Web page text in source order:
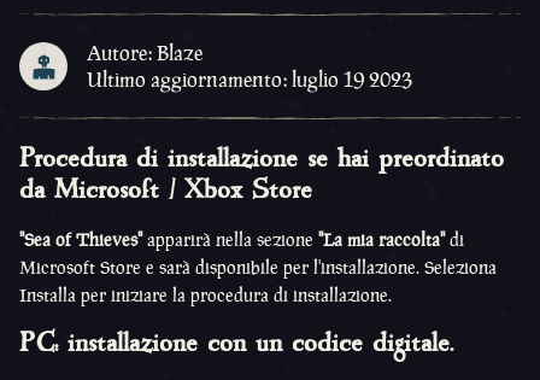
Autore: Blaze
Ultimo aggiornamento: luglio 19 2023
Procedura di installazione se hai preordinato
da Microsoft / Xbox Store
"Sea of Thieves"apparirà nella sezione "La mia raccolta"di
Microsoft Store e sarà disponibile per l'installazione. Seleziona
Installa per iniziare la procedura di installazione.
PC: installazione con un codice digitale.